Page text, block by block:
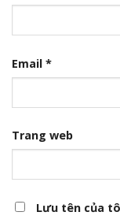
Email *
Trang web
Lưu tên của